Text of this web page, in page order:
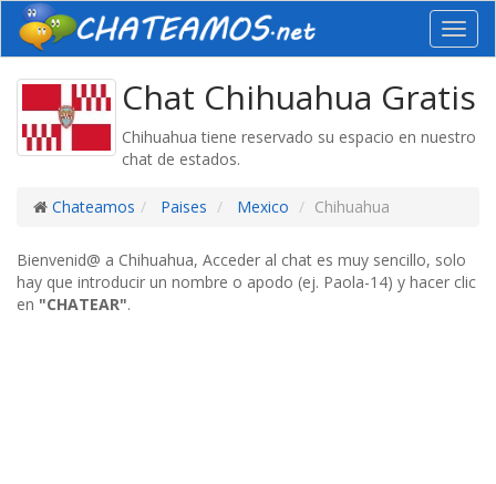
Chat Chihuahua Gratis
Chihuahua tiene reservado su espacio en nuestro
chat de estados.
Chateamos Paises Mexico Chihuahua
Bienvenid@ a Chihuahua, Acceder al chat es muy sencillo, solo
hay que introducir un nombre o apodo (ej. Paola-14) y hacer clic
en "CHATEAR".